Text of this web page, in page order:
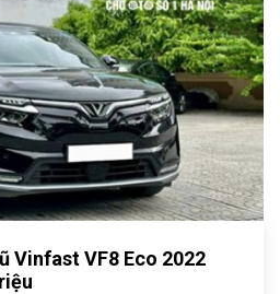
Vinfast VF8 Eco 2022